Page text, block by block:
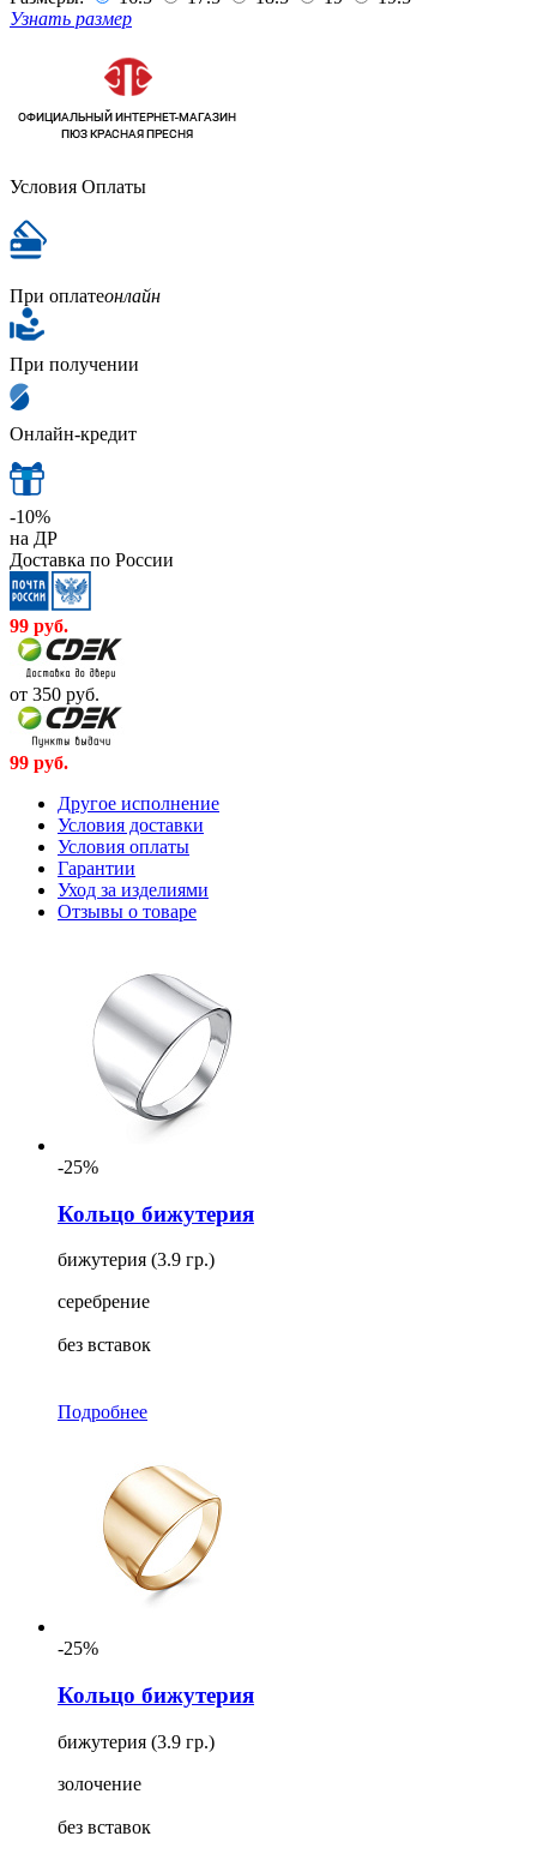
Узнать размер
Условия Оплаты
При оплатеонлайн
При получении
Онлайн-кредит
-10%
на ДР
Доставка по России
99 руб.
от 350 руб.
99 руб.
Другое исполнение
Условия доставки
Условия оплаты
Гарантии
Уход за изделиями
Отзывы о товаре
-25%
Кольцо бижутерия
бижутерия (3.9 гр.)
серебрение
без вставок
Подробнее
-25%
Кольцо бижутерия
бижутерия (3.9 гр.)
золочение
без вставок